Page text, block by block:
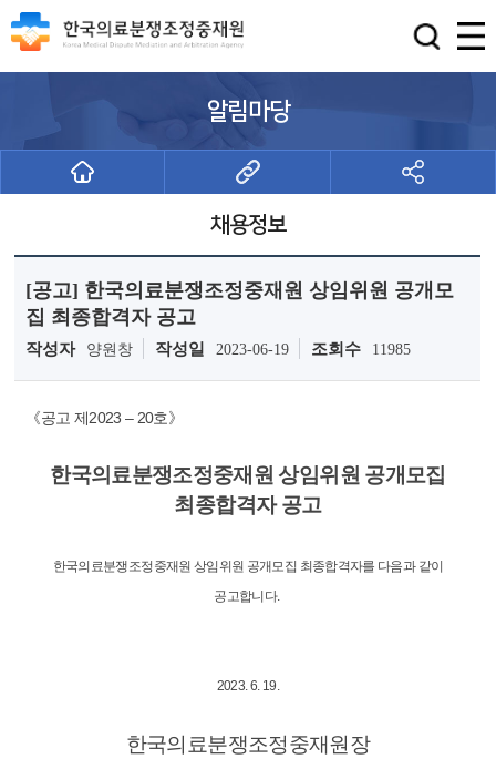
알림마당
채용정보
[공고] 한국의료분쟁조정중재원 상임위원 공개모
집 최종합격자 공고
작성자 양원창 작성일 2023-06-19 조회수 11985
《공고 제2023 – 20호》
한국의료분쟁조정중재원 상임위원 공개모집
최종합격자 공고
한국의료분쟁조정중재원 상임위원 공개모집 최종합격자를 다음과 같이
공고합니다.
​2023. 6. 19.
한국의료분쟁조정중재원장